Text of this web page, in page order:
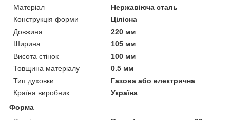
Матеріал
Нержавіюча сталь
Конструкція форми
Цілісна
Довжина
220 мм
Ширина
105 мм
Висота стінок
100 мм
Товщина матеріалу
0.5 мм
Тип духовки
Газова або електрична
Країна виробник
Україна
Форма